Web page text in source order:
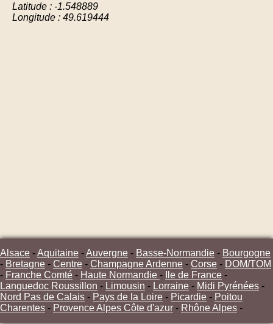
Latitude : -1.548889
Longitude : 49.619444
Alsace -Aquitaine -Auvergne - Basse-Normandie - Bourgogne
- Bretagne - Centre - Champagne Ardenne - Corse - DOM/TOM
- Franche Comté - Haute Normandie - Ile de France -
Languedoc Roussillon - Limousin - Lorraine - Midi Pyrénées -
Nord Pas de Calais - Pays de la Loire - Picardie - Poitou
Charentes - Provence Alpes Côte d'azur - Rhône Alpes -